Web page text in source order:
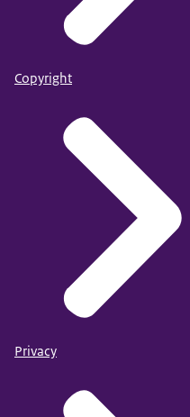
Copyright
Privacy